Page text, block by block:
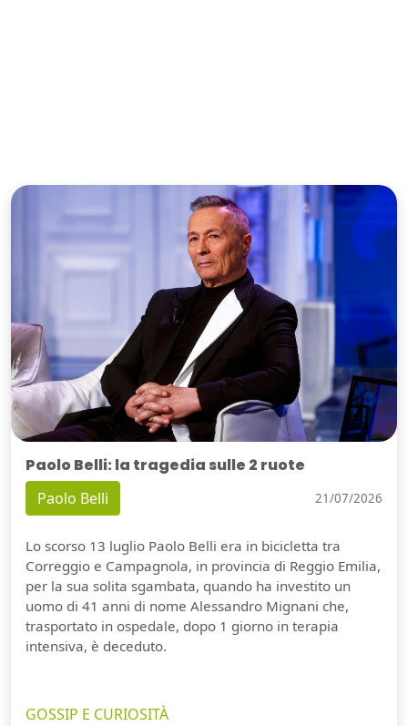
Paolo Belli: la tragedia sulle 2 ruote
Paolo Belli 21/07/2026
Lo scorso 13 luglio Paolo Belli era in bicicletta tra
Correggio e Campagnola, in provincia di Reggio Emilia,
per la sua solita sgambata, quando ha investito un
uomo di 41 anni di nome Alessandro Mignani che,
trasportato in ospedale, dopo 1 giorno in terapia
intensiva, è deceduto.
GOSSIP E CURIOSITÀ